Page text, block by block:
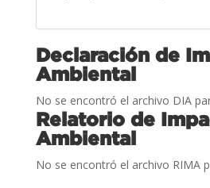
Declaración de
Ambiental
No se encontró el archivo DIA
Relatorio de
Ambiental
No se encontró el archivo RIMA